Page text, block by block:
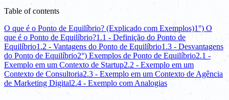
Table of contents
O que é o Ponto de Equilíbrio? (Explicado com Exemplos)1°) O
que é o Ponto de Equilíbrio?1.1 - Definição do Ponto de
Equilíbrio1.2 - Vantagens do Ponto de Equilíbrio1.3 - Desvantagens
do Ponto de Equilíbrio2°) Exemplos de Ponto de Equilíbrio2.1 -
Exemplo em um Contexto de Startup2.2 - Exemplo em um
Contexto de Consultoria2.3 - Exemplo em um Contexto de Agência
de Marketing Digital2.4 - Exemplo com Analogias